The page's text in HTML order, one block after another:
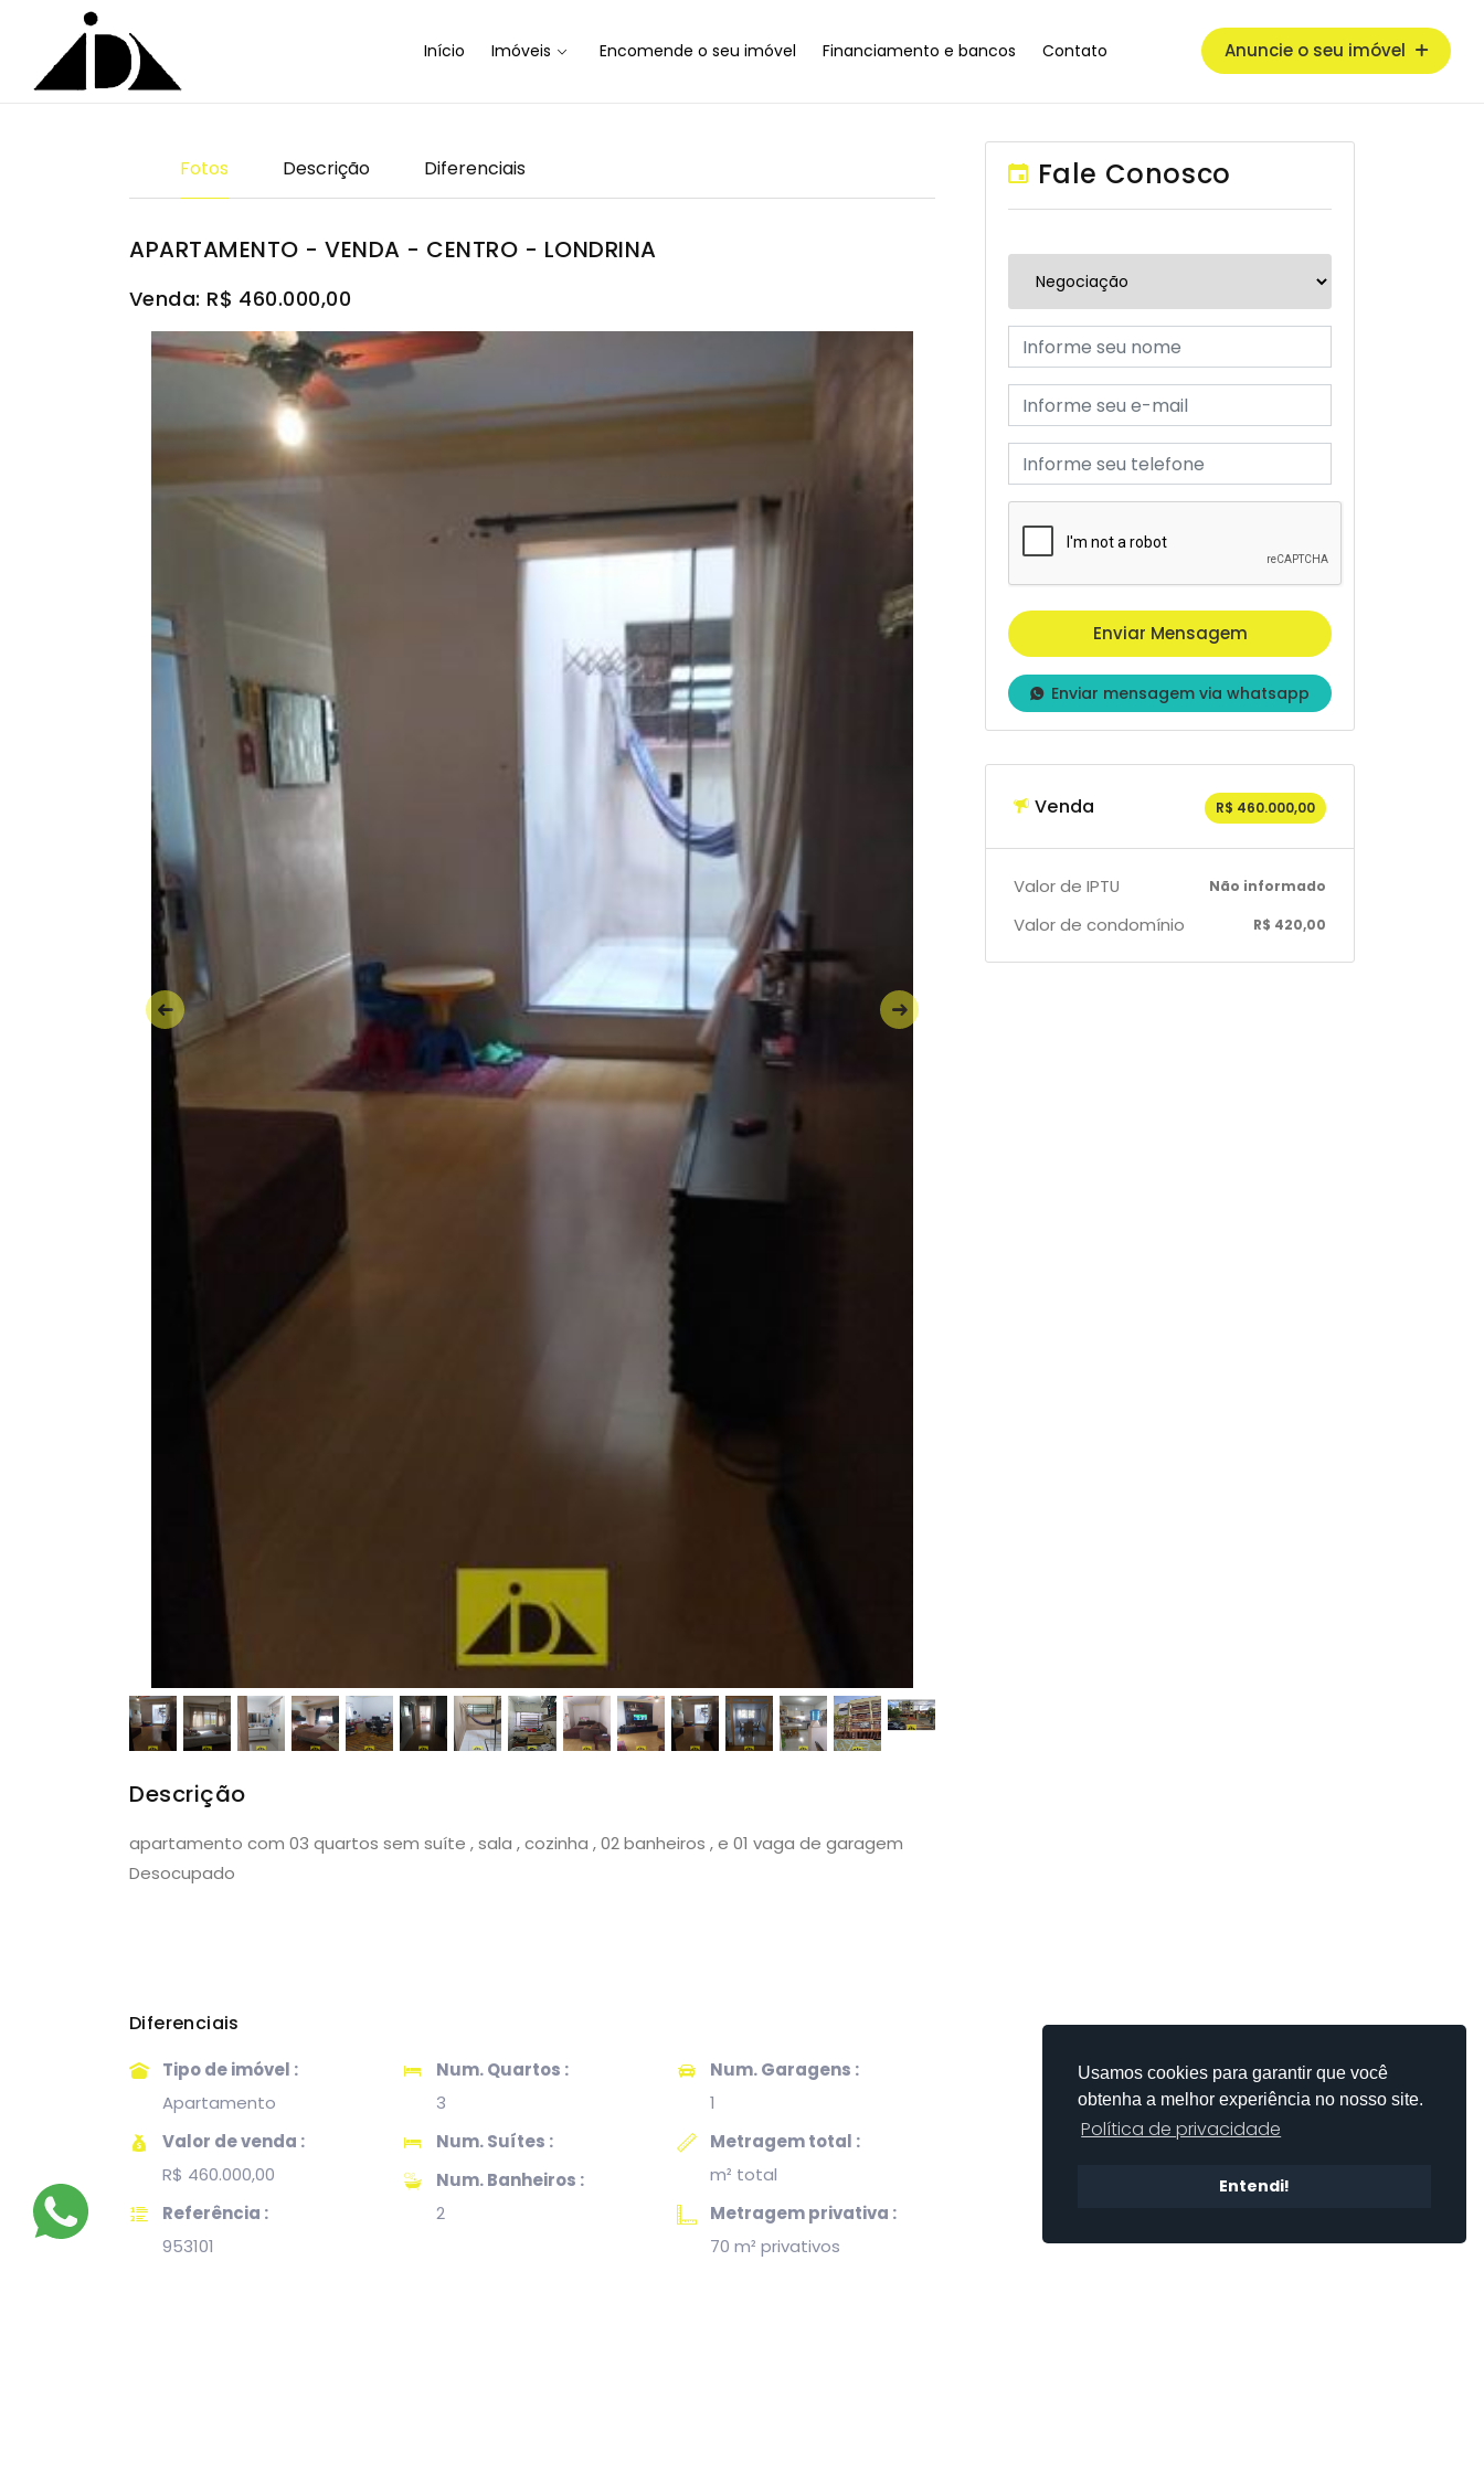
Usamos cookies para garantir que você
obtenha a melhor experiência no nosso site.
Política de privacidade
Entendi!
Início Imóveis Encomende o seu imóvel Financiamento e bancos Contato Anuncie o seu imóvel
Fotos Descrição Diferenciais
APARTAMENTO - VENDA - CENTRO - LONDRINA
Venda: R$ 460.000,00
Anterior Próxima
Descrição
apartamento com 03 quartos sem suíte , sala , cozinha , 02 banheiros , e 01 vaga de garagem
Desocupado
Diferenciais
Tipo de imóvel :
Apartamento
Valor de venda :
R$ 460.000,00
Referência :
953101
Num. Quartos :
3
Num. Suítes :
Num. Banheiros :
2
Num. Garagens :
1
Metragem total :
m² total
Metragem privativa :
70 m² privativos
Fale Conosco
Enviar mensagem via whatsapp
Venda R$ 460.000,00
Valor de IPTU Não informado
Valor de condomínio R$ 420,00